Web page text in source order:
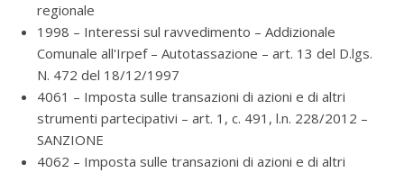
regionale
1998 – Interessi sul ravvedimento – Addizionale
Comunale all'Irpef – Autotassazione – art. 13 del D.lgs.
N. 472 del 18/12/1997
4061 – Imposta sulle transazioni di azioni e di altri
strumenti partecipativi – art. 1, c. 491, l.n. 228/2012 –
SANZIONE
4062 – Imposta sulle transazioni di azioni e di altri